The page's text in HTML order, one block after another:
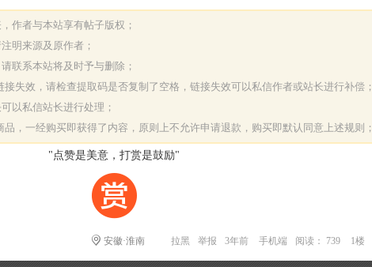
作者与本站享有帖子版权；
明来源及原作者；
联系本站将及时予与删除；
失效，请检查提取码是否复制了空格，链接失效可以私信作者或站长进行补偿；
以私信站长进行处理；
，一经购买即获得了内容，原则上不允许申请退款，购买即默认同意上述规则；
"点赞是美意，打赏是鼓励"
安徽·淮南 拉黑 举报 3年前 手机端 阅读： 739 1楼